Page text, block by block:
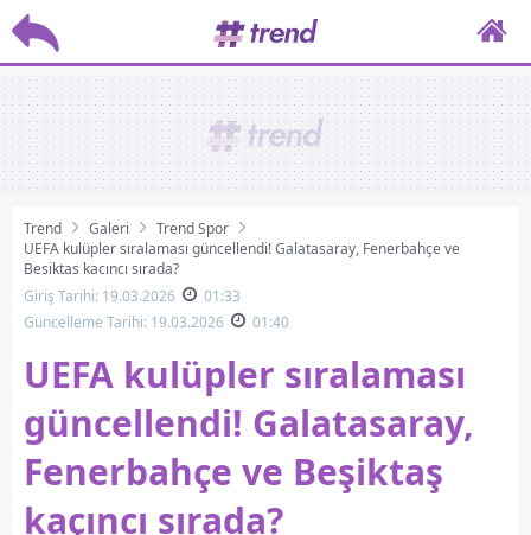
Trend Galeri
Trend Spor
UEFA kulüpler sıralaması güncellendi! Galatasaray, Fenerbahçe ve
Beşiktaş kaçıncı sırada?
Giriş Tarihi: 19.03.2026
01:33
Güncelleme Tarihi: 19.03.2026
01:40
UEFA kulüpler sıralaması
güncellendi! Galatasaray,
Fenerbahçe ve Beşiktaş
kaçıncı sırada?